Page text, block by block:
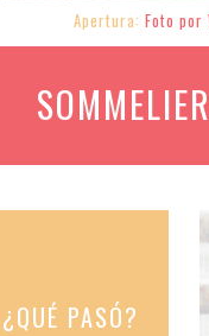
Apertura: Foto
¿QUÉ PASÓ?